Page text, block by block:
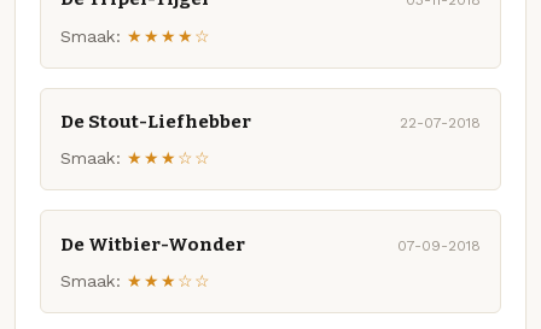
Smaak: ★★★★☆
De Stout-Liefhebber 22-07-2018
Smaak: ★★★☆☆
De Witbier-Wonder 07-09-2018
Smaak: ★★★☆☆